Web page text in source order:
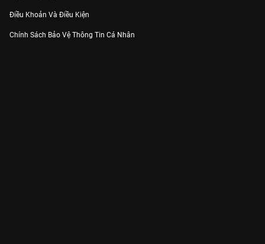
Điều Khoản Và Điều Kiện
Chính Sách Bảo Vệ Thông Tin Cá Nhân